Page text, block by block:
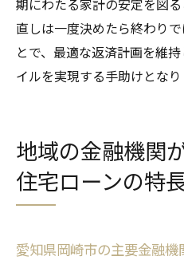
直しは一度決めたら終わり
とで、最適な返済計画を維
イルを実現する手助けとなり
地域の金融機関
住宅ローンの特
愛知県岡崎市の主要金融機